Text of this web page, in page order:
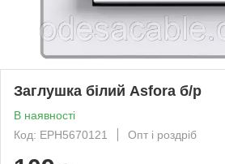
Заглушка білий Asfora б/р
В наявності
Код: EPH5670121
Опт і роздріб